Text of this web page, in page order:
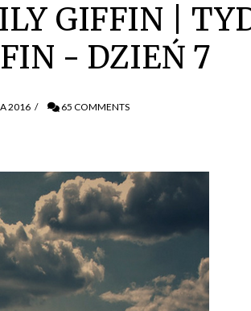
GIFFIN |
- DZIEŃ 7
2016 / 65 COMMENTS